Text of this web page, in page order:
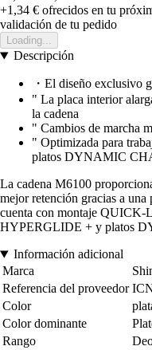
+1,34 € ofrecidos en tu
validación de tu pedido
Loading...
Descripción
・El diseño exclusivo
" La placa interior
la cadena
" Cambios de marcha
" Optimizada para
platos DYNAMIC
La cadena M6100
mejor retención gracias a
cuenta con montaje QUICK-
HYPERGLIDE + y platos
Información adicional
Marca
Referencia del proveedor
Color
Color dominante
Rango